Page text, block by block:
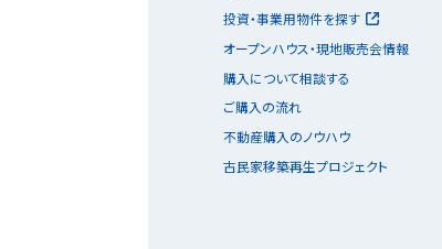
投資・事業用物件を探す
オープンハウス・現地販売会情報
購入について相談する
ご購入の流れ
不動産購入のノウハウ
古民家移築再生プロジェクト